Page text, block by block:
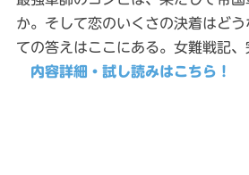
か。そして恋のいくさの決着はど
ての答えはここにある。女難戦記、
内容詳細・試し読みはこちら！